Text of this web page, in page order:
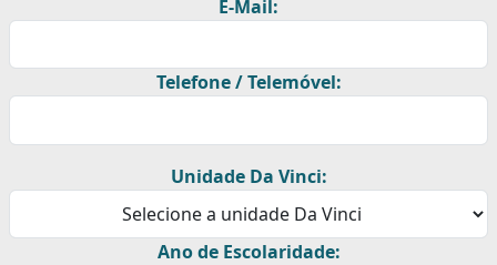
E-Mail:
Telefone / Telemóvel:
Unidade Da Vinci:
Ano de Escolaridade: